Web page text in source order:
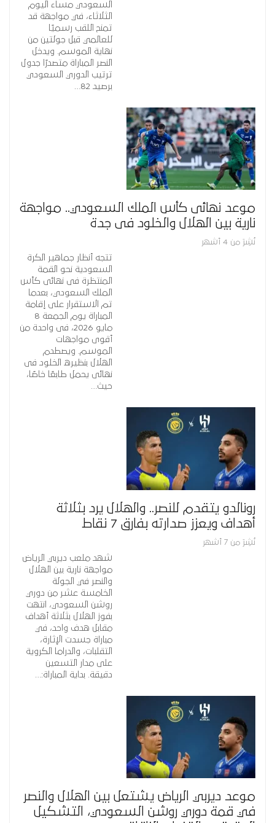
السعودي مساء اليوم
الثلاثاء، في مواجهة قد
تمنح اللقب رسميًا
للعالمي قبل جولتين من
نهاية الموسم. ويدخل
النصر المباراة متصدرًا جدول
ترتيب الدوري السعودي
برصيد 82…
موعد نهائى كأس الملك السعودي.. مواجهة
نارية بين الهلال والخلود فى جدة
نُشِرَ من 4 أشهر
تتجه أنظار جماهير الكرة
السعودية نحو القمة
المنتظرة فى نهائى كأس
الملك السعودي، بعدما
تم الاستقرار على إقامة
المباراة يوم الجمعة 8
مايو 2026، فى واحدة من
أقوى مواجهات
الموسم. ويصطدم
الهلال بنظيره الخلود فى
نهائى يحمل طابعًا خاصًا،
حيث…
رونالدو يتقدم للنصر.. والهلال يرد بثلاثة
أهداف ويعزز صدارته بفارق 7 نقاط
نُشِرَ من 7 أشهر
شهد ملعب ديربي الرياض
مواجهة نارية بين الهلال
والنصر في الجولة
الخامسة عشر من دوري
روشن السعودي، انتهت
بفوز الهلال بثلاثة أهداف
مقابل هدف واحد، في
مباراة جسدت الإثارة،
التقلبات، والدراما الكروية
على مدار التسعين
دقيقة. بداية المباراة:…
موعد ديربي الرياض يشتعل بين الهلال والنصر
في قمة دوري روشن السعودي، التشكيل